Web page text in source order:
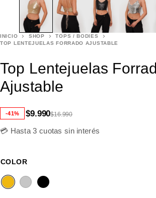
INICIO SHOP
TOPS / BODIES
TOP LENTEJUELAS FORRADO AJUSTABLE
Top Lentejuelas
Ajustable
-41% $16.990
$9.990
💳 Hasta 3 cuotas sin interés
COLOR